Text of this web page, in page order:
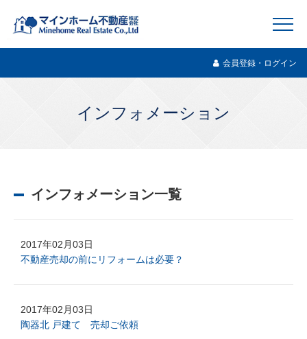
会員登録・ログイン
インフォメーション
インフォメーション一覧
2017年02月03日
不動産売却の前にリフォームは必要？
2017年02月03日
陶器北 戸建て 売却ご依頼